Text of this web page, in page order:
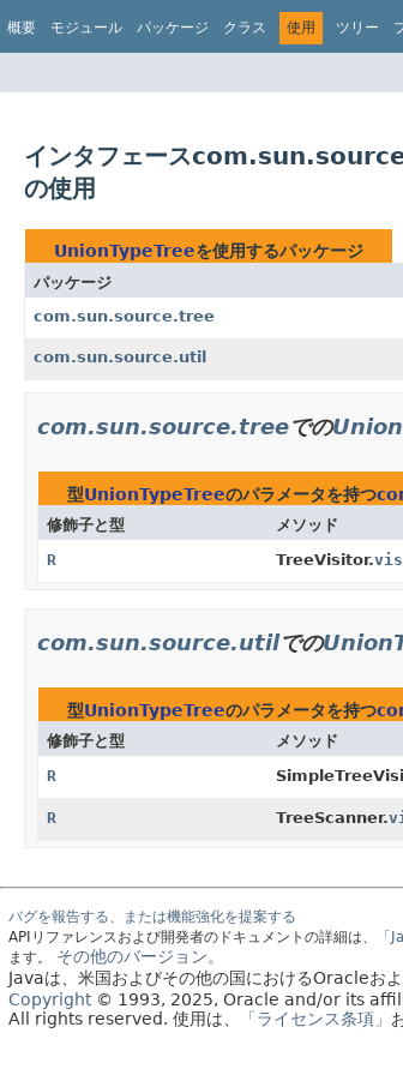
概要 モジュール パッケージ クラス 使用 ツリー
インタフェース
の使用
UnionTypeTreeを使用するパッケージ
パッケージ
com.sun.source.tree
com.sun.source.util
com.sun.source.treeでの
型UnionTypeTreeのパラメータを持つ
修飾子と型 メソッド
R
TreeVisitor.
com.sun.source.utilでの
型UnionTypeTreeのパラメータを持つ
修飾子と型 メソッド
R
R TreeScanner.
バグを報告する、または機能強化を提案する
APIリファレンスおよび開発者のドキュメントの詳細は、
「
ます。
その他のバージョン。
Javaは、米国およびその他の国におけるOracleお
Copyright© 1993, 2025, Oracle and/or its
All rights reserved. 使用は、 「ライセンス条項」